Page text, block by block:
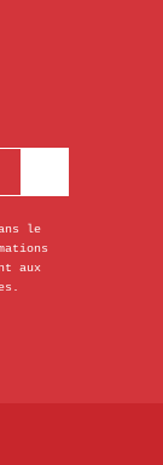
le
aux